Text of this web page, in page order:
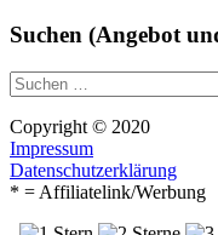
Suchen (Angebot
Suche
nach:
Copyright © 2020
Impressum
Datenschutzerklärung
* = Affiliatelink/Werbung